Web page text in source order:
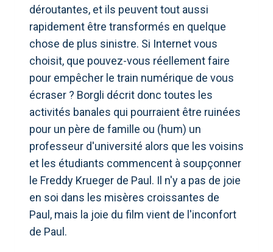
déroutantes, et ils peuvent tout aussi
rapidement être transformés en quelque
chose de plus sinistre. Si Internet vous
choisit, que pouvez-vous réellement faire
pour empêcher le train numérique de vous
écraser ? Borgli décrit donc toutes les
activités banales qui pourraient être ruinées
pour un père de famille ou (hum) un
professeur d'université alors que les voisins
et les étudiants commencent à soupçonner
le Freddy Krueger de Paul. Il n'y a pas de joie
en soi dans les misères croissantes de
Paul, mais la joie du film vient de l'inconfort
de Paul.